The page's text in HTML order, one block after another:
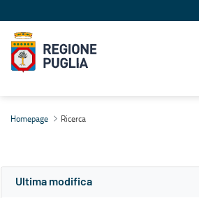
Homepage Ricerca
Ultima modifica